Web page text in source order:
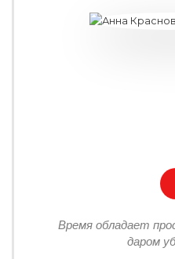
Время обладает
даром